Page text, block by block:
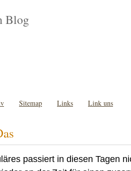
Blog
Sitemap Links Link uns
passiert in diesen Tagen